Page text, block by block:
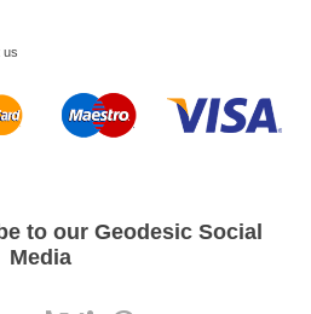
us
to our Geodesic Social
Media